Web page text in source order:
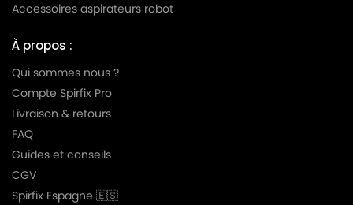
Accessoires aspirateurs robot
À propos :
Qui sommes nous ?
Compte Spirfix Pro
Livraison & retours
FAQ
Guides et conseils
CGV
Spirfix Espagne 🇪🇸